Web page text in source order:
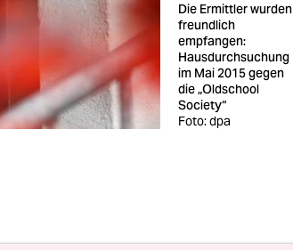
Die Ermittler wurden
freundlich
empfangen:
Hausdurchsuchung
im Mai 2015 gegen
die „Oldschool
Society“
Foto: dpa